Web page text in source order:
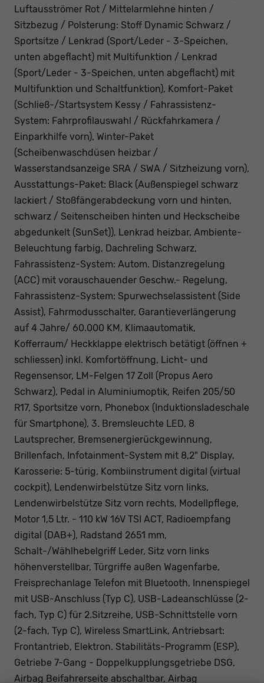
Luftausströmer Rot / Mittelarmlehne hinten /
Sitzbezug / Polsterung: Stoff Dynamic Schwarz /
Sportsitze / Lenkrad (Sport/Leder - 3-Speichen,
unten abgeflacht) mit Multifunktion / Lenkrad
(Sport/Leder - 3-Speichen, unten abgeflacht) mit
Multifunktion und Schaltfunktion), Komfort-Paket
(Schließ-/Startsystem Kessy / Fahrassistenz-
System: Fahrprofilauswahl / Rückfahrkamera /
Einparkhilfe vorn), Winter-Paket
(Scheibenwaschdüsen heizbar /
Wasserstandsanzeige SRA / SWA / Sitzheizung vorn),
Ausstattungs-Paket: Black (Außenspiegel schwarz
lackiert / Stoßfängerabdeckung vorn und hinten,
schwarz / Seitenscheiben hinten und Heckscheibe
abgedunkelt (SunSet)), Lenkrad heizbar, Ambiente-
Beleuchtung farbig, Dachreling Schwarz,
Fahrassistenz-System: Autom. Distanzregelung
(ACC) mit vorauschauender Geschw.- Regelung,
Fahrassistenz-System: Spurwechselassistent (Side
Assist), Fahrmodusschalter, Garantieverlängerung
auf 4 Jahre/ 60.000 KM, Klimaautomatik,
Kofferraum/ Heckklappe elektrisch betätigt (öffnen +
schliessen) inkl. Komfortöffnung, Licht- und
Regensensor, LM-Felgen 17 Zoll (Propus Aero
Schwarz), Pedal in Aluminiumoptik, Reifen 205/50
R17, Sportsitze vorn, Phonebox (Induktionsladeschale
für Smartphone), 3. Bremsleuchte LED, 8
Lautsprecher, Bremsenergierückgewinnung,
Brillenfach, Infotainment-System mit 8,2" Display,
Karosserie: 5-türig, Kombiinstrument digital (virtual
cockpit), Lendenwirbelstütze Sitz vorn links,
Lendenwirbelstütze Sitz vorn rechts, Modellpflege,
Motor 1,5 Ltr. - 110 kW 16V TSI ACT, Radioempfang
digital (DAB+), Radstand 2651 mm,
Schalt-/Wählhebelgriff Leder, Sitz vorn links
höhenverstellbar, Türgriffe außen Wagenfarbe,
Freisprechanlage Telefon mit Bluetooth, Innenspiegel
mit USB-Anschluss (Typ C), USB-Ladeanschlüsse (2-
fach, Typ C) für 2.Sitzreihe, USB-Schnittstelle vorn
(2-fach, Typ C), Wireless SmartLink, Antriebsart:
Frontantrieb, Elektron. Stabilitäts-Programm (ESP),
Getriebe 7-Gang - Doppelkupplungsgetriebe DSG,
Airbag Beifahrerseite abschaltbar, Airbag